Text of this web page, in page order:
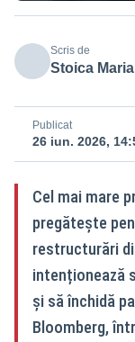
Scris de
Stoica
Publicat
26 iun. 2026,
Cel mai mare
pregătește
restructurări
intenționează
și să închidă
Bloomberg,